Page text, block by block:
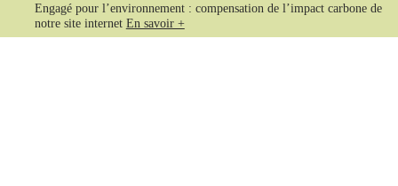
Engagé pour l’environnement : compensation de l’impact carbone de
notre site internet En savoir +